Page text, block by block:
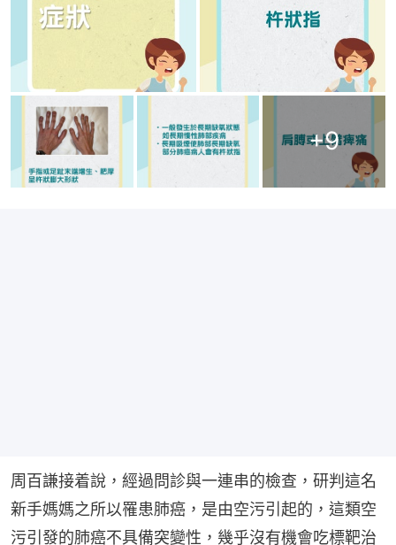
+9
周百謙接着說，經過問診與一連串的檢查，研判這名
新手媽媽之所以罹患肺癌，是由空污引起的，這類空
污引發的肺癌不具備突變性，幾乎沒有機會吃標靶治